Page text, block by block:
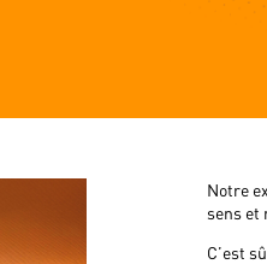
Notre
sens et
C’est